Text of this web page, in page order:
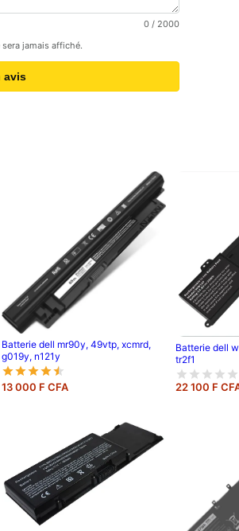
0 / 2000
sera jamais affiché.
avis
Batterie dell mr90y, 49vtp, xcmrd,
g019y, n121y
13 000 F CFA
Batterie dell
tr2f1
22 100 F